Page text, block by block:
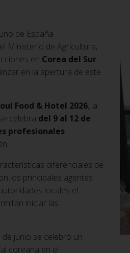
de España
Ministerio de Agricultura,
en Corea del Sur
en la apertura de este
Food & Hotel 2026, la
celebra del 9 al 12 de
profesionales
diferenciales de
los principales agentes
locales el
iniciar las
junio se celebró un
coreana en el